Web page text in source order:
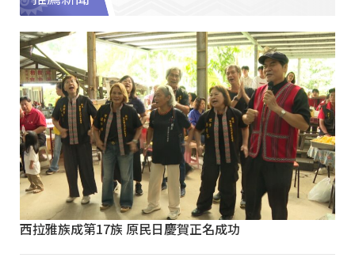
西拉雅族成第17族 原民日慶賀正名成功